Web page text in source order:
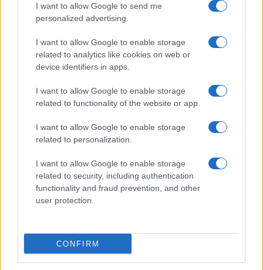
I want to allow Google to send me
personalized advertising.
I want to allow Google to enable storage
related to analytics like cookies on web or
device identifiers in apps.
I want to allow Google to enable storage
related to functionality of the website or app.
I want to allow Google to enable storage
related to personalization.
I want to allow Google to enable storage
related to security, including authentication
functionality and fraud prevention, and other
user protection.
CONFIRM
capital nel primo semestre 2026
Andrea Conforti · 6 Ago 2026